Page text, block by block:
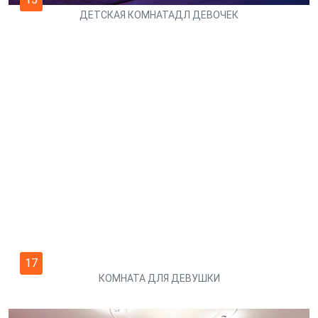
ДЕТСКАЯ КОМНАТАДЛ ДЕВОЧЕК
17
КОМНАТА ДЛЯ ДЕВУШКИ